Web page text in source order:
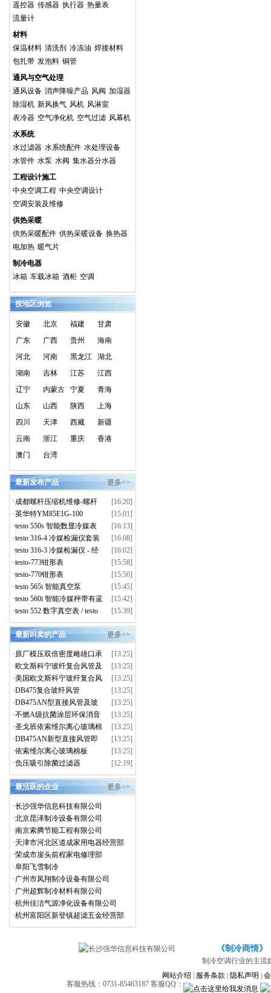
遥控器 传感器 执行器 热量表
流量计
材料
保温材料 清洗剂 冷冻油 焊接材料
包扎带 发泡料 铜管
通风与空气处理
通风设备 消声降噪产品 风阀 加湿器
除湿机 新风换气 风机 风淋室
表冷器 空气净化机 空气过滤 风幕机
水系统
水过滤器 水系统配件 水处理设备
水管件 水泵 水阀 集水器分水器
工程设计施工
中央空调工程 中央空调设计
空调安装及维修
供热采暖
供热采暖配件 供热采暖设备 换热器
电加热 暖气片
制冷电器
冰箱 车载冰箱 酒柜 空调
按地区浏览
安徽 北京 福建
甘肃
广东
广西 贵州
海南
河北
河南 黑龙江
湖北
湖南
吉林 江苏
江西
辽宁
内蒙古 宁夏
青海
山东
山西 陕西
上海
四川
天津 西藏
新疆
云南
浙江 重庆
香港
澳门
台湾
更多>>
最新发布产品
·成都螺杆压缩机维修-螺杆
压缩机大修-离心压缩机维
修-上门拆解维保服务
[16:20]
·英华特YM85E1G-100
[15:01]
·testo 550s 智能数显冷媒表
真空套装
[16:13]
·testo 316-4 冷媒检漏仪套装
[16:08]
·testo 316-3 冷媒检漏仪 - 经
济型
[16:02]
·testo-773钳形表
[15:58]
·testo-770钳形表
[15:56]
·testo 565i 智能真空泵
[15:45]
·testo 560i 智能冷媒秤带有蓝
牙功能
[15:42]
·testo 552 数字真空表 / testo
552i 智能真空探头
[15:39]
更多>>
最新叫卖的产品
·原厂模压双倍密度雌雄口承
插式连接的复合玻纤直接风
管
[13:25]
·欧文斯科宁玻纤复合风管及
玻璃棉材料
[13:25]
·美国欧文斯科宁玻纤复合风
管
[13:25]
·DB475复合玻纤风管
[13:25]
·DB475AN型直接风管及玻
纤复合风管 玻纤复合风管
[13:25]
·不燃A级抗菌涂层环保消音
玻纤风管 玻纤复合风管
[13:25]
·圣戈班依索维尔离心玻璃棉
制品
[13:25]
·DB475AN新型直接风管即
玻纤复合风管
[13:25]
·依索维尔离心玻璃棉板
isover
[13:25]
·负压吸引除菌过滤器 [12:19]
更多>>
最活跃的企业
·长沙强华信息科技有限公司
·北京昆泽制冷设备有限公司
·南京索腾节能工程有限公司
·天津市河北区道成家用电器经营部
·荣成市崖头前程家电修理部
·阜阳飞雪制冷
·广州市凤翔制冷设备有限公司
·广州超辉制冷材料有限公司
·杭州佳洁气源净化设备有限公司
·杭州富阳区新登镇超滤五金经营部
《制冷商情》
制冷空调行业的主流
网站介绍
服务条款 隐私声明
客服热线：0731-85463187 客服QQ：